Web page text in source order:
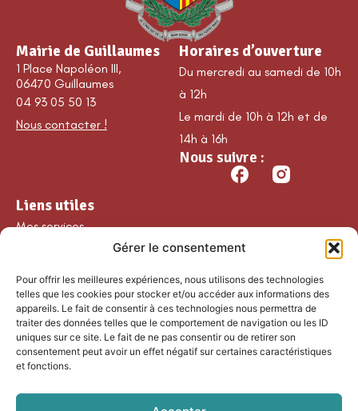
Gérer le consentement
Pour offrir les meilleures expériences, nous utilisons des technologies
telles que les cookies pour stocker et/ou accéder aux informations des
appareils. Le fait de consentir à ces technologies nous permettra de
traiter des données telles que le comportement de navigation ou les ID
uniques sur ce site. Le fait de ne pas consentir ou de retirer son
consentement peut avoir un effet négatif sur certaines caractéristiques
et fonctions.
Mairie de Guillaumes
1 Place Napoléon III,
06470 Guillaumes
04 93 05 50 13
Nous contacter !
Horaires d’ouverture
Du mercredi au samedi de 10h
à 12h
Le mardi de 10h à 12h et de
14h à 16h
Nous suivre :
Liens utiles
Mes services
Nos loisirs
Agenda
Les temps forts
Partenaires et